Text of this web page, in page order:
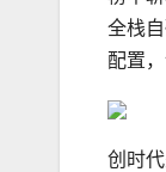
全栈
配置
创时